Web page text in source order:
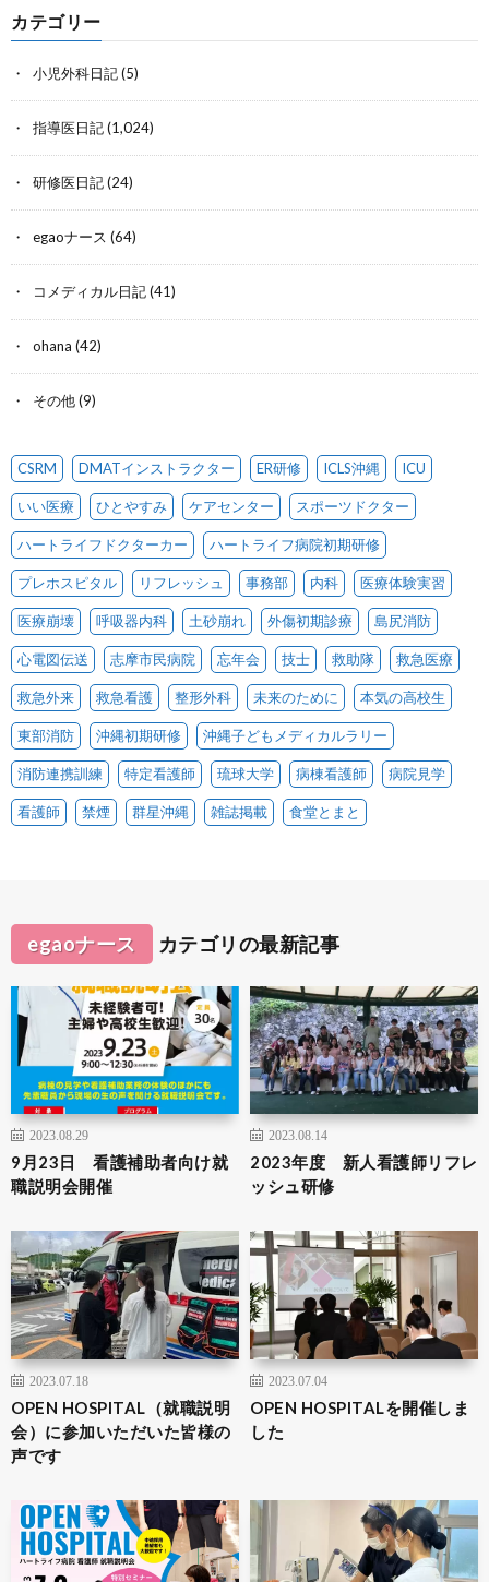
カテゴリー
小児外科日記(5)
指導医日記(1,024)
研修医日記(24)
egaoナース (64)
コメディカル日記(41)
ohana (42)
その他(9)
CSRM DMATインストラクター ER研修 ICLS沖縄 ICU
いい医療 ひとやすみ ケアセンター スポーツドクター
ハートライフドクターカー ハートライフ病院初期研修
プレホスピタル リフレッシュ 事務部 内科 医療体験実習
医療崩壊 呼吸器内科 土砂崩れ 外傷初期診療 島尻消防
心電図伝送 志摩市民病院 忘年会 技士 救助隊 救急医療
救急外来 救急看護 整形外科 未来のために 本気の高校生
東部消防 沖縄初期研修 沖縄子どもメディカルラリー
消防連携訓練 特定看護師 琉球大学 病棟看護師 病院見学
看護師 禁煙 群星沖縄 雑誌掲載 食堂とまと
egaoナース カテゴリの最新記事
2023.08.29
9月23日 看護補助者向け就
職説明会開催
2023.08.14
2023年度 新人看護師リフレ
ッシュ研修
2023.07.18
OPEN HOSPITAL（就職説明
会）に参加いただいた皆様の
声です
2023.07.04
OPEN HOSPITALを開催しま
した